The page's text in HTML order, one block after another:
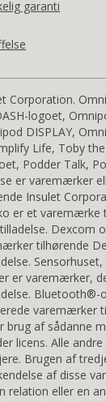
garanti
Corporation.
logoet,
DISPLAY,
Life, Toby
Podder Talk,
er varemærker
Insulet
er et varemærke
Dexcom
tilhørende
er varemærker,
varemærker
brug af sådanne
licens. Alle
Brugen af
af disse
eller en